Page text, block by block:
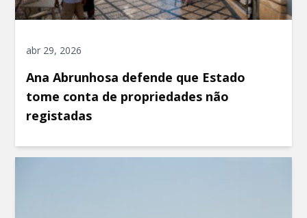
abr 29, 2026
Ana Abrunhosa defende que Estado
tome conta de propriedades não
registadas